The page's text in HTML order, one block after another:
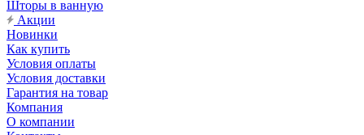
Шторы в ванную
Акции
Новинки
Как купить
Условия оплаты
Условия доставки
Гарантия на товар
Компания
О компании